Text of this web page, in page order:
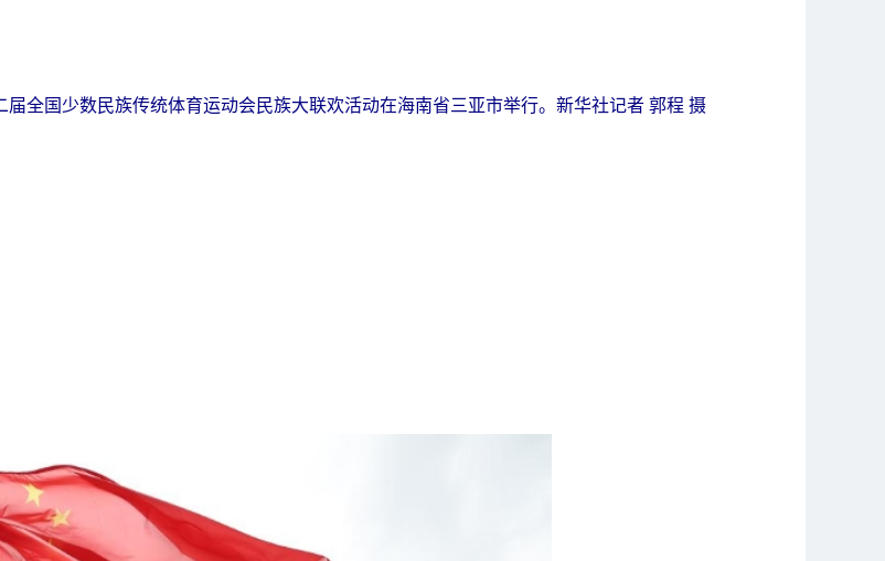
全国少数民族传统体育运动会民族大联欢活动在海南省三亚市举行。新华社记者 郭程 摄